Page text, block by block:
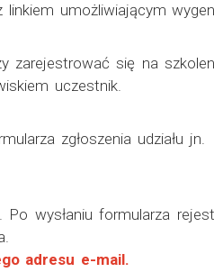
umożliwiającym
zarejestrować się na
uczestnik.
zgłoszenia udziału jn.
wysłaniu formularza
adresu e-mail.